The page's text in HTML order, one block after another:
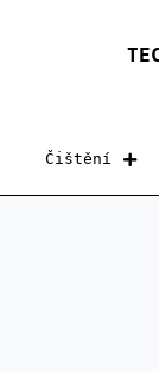
Čištění